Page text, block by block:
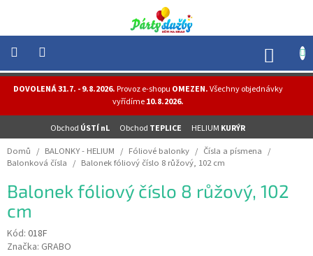
obsah
DOVOLENÁ 31.7. - 9.8.2026.Provoz e-shopu OMEZEN.Všechny objednávky
vyřídíme10.8.2026.
Obchod ÚSTÍ nL Obchod TEPLICE HELIUM KURÝR
NOVINKY
HELIUM
-
OSLAVY
MASKY
-
KOSTÝMY
Domů / BALONKY - HELIUM / Fóliové balonky / Čísla a písmena /
Balonková čísla / Balonek fóliový číslo 8 růžový, 102 cm
Balonek fóliový číslo 8 růžový, 102
cm
Kód: 018F
Značka: GRABO